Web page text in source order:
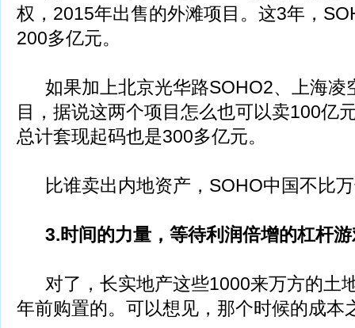
权，2015年出售的外滩项目。这3年，
200多亿元。
如果加上北京光华路SOHO2、上海凌
目，据说这两个项目怎么也可以卖100亿
总计套现起码也是300多亿元。
比谁卖出内地资产，SOHO中国不比
3.时间的力量，等待利润倍增的杠杆
对了，长实地产这些1000来万方的土
年前购置的。可以想见，那个时候的成本